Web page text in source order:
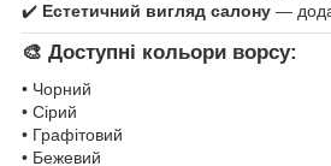
✔️ Естетичний вигляд салону —
🎨 Доступні кольори ворсу:
• Чорний
• Сірий
• Графітовий
• Бежевий